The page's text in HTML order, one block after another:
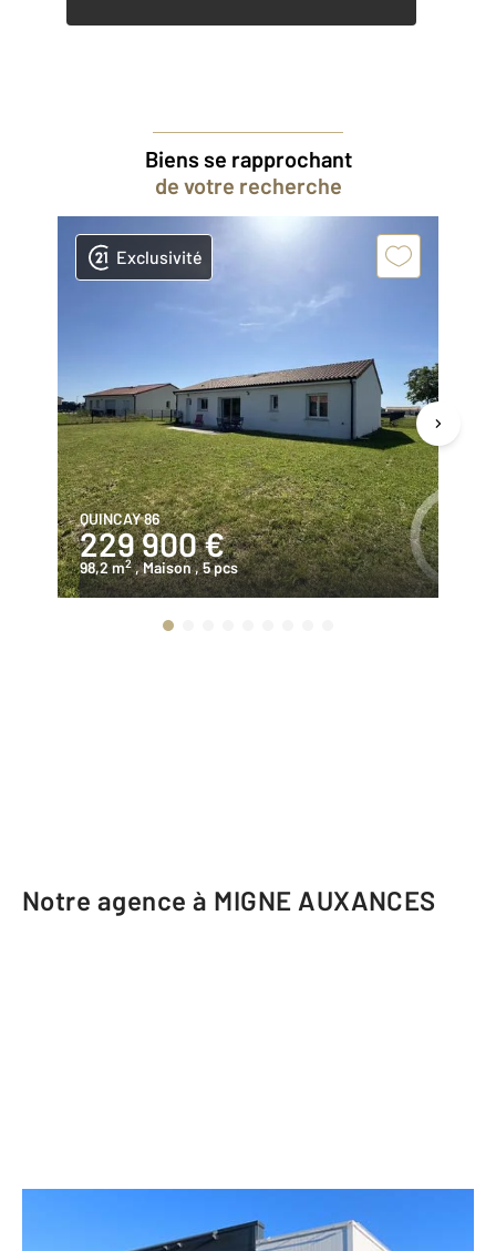
Biens se rapprochant
de votre recherche
Exclusivité
QUINCAY 86
229 900 €
98,2 m2 , Maison, 5 pcs
Notre agence à MIGNE AUXANCES